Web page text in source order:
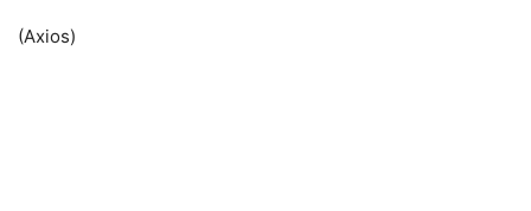
(Axios)